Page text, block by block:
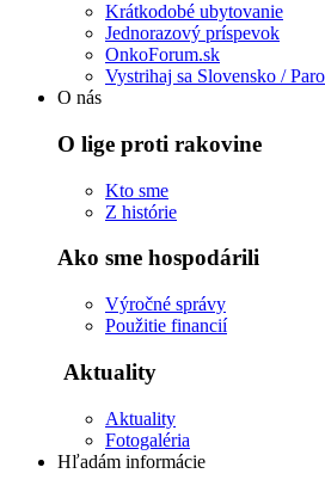
Krátkodobé ubytovanie
Jednorazový príspevok
OnkoForum.sk
Vystrihaj sa Slovensko /
O nás
O lige proti rakovine
Kto sme
Z histórie
Ako sme hospodárili
Výročné správy
Použitie financií
Aktuality
Aktuality
Fotogaléria
Hľadám informácie